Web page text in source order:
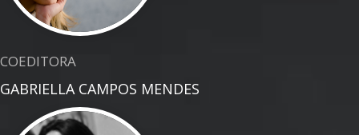
COEDITORA
GABRIELLA CAMPOS MENDES